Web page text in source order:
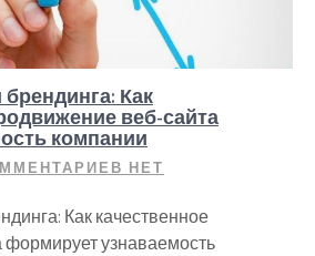
брендинга: Как
веб-сайта
компании
НЕТ
Как качественное
узнаваемость